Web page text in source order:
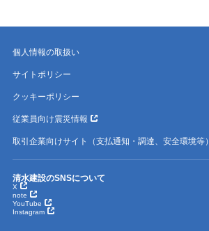
個人情報の取扱い
サイトポリシー
クッキーポリシー
従業員向け震災情報
取引企業向けサイト（支払通知・調達、安全環境等）
清水建設のSNSについて
X
note
YouTube
Instagram